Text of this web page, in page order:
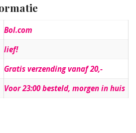
Bol.com
lief!
Gratis verzending vanaf 20,-
Voor 23:00 besteld, morgen in huis